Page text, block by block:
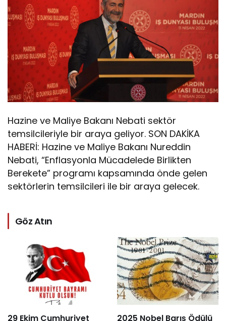
Hazine ve Maliye Bakanı Nebati sektör
temsilcileriyle bir araya geliyor. SON DAKİKA
HABERİ: Hazine ve Maliye Bakanı Nureddin
Nebati, “Enflasyonla Mücadelede Birlikten
Berekete” programı kapsamında önde gelen
sektörlerin temsilcileri ile bir araya gelecek.
Göz Atın
29 Ekim Cumhuriyet
2025 Nobel Barış Ödülü